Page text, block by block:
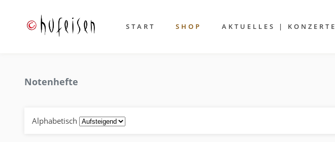
START SHOP AKTUELLES | KONZERTE
Notenhefte
Alphabetisch